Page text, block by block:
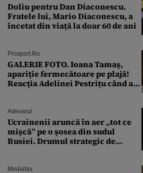
Doliu pentru Dan Diaconescu.
Fratele lui, Mario Diaconescu, a
încetat din viață la doar 60 de ani
Prosport.ro
GALERIE FOTO. Ioana Tamaş,
apariție fermecătoare pe plajă!
Reacția Adelinei Pestrițu când a
Adevarul
Ucrainenii aruncă în aer „tot ce
mișcă” pe o șosea din sudul
Rusiei. Drumul strategic de
Mediafax